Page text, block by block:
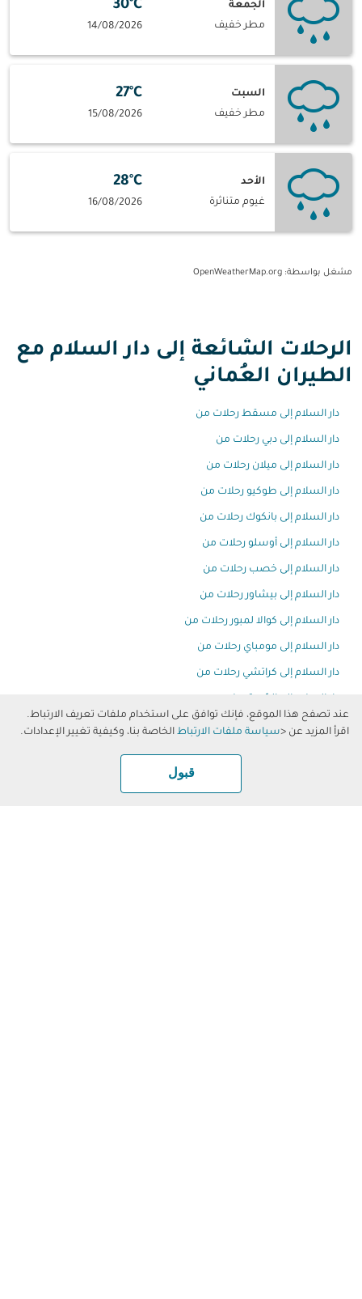
عند تصفح هذا الموقع، فإنك توافق على استخدام ملفات تعريف الارتباط.
اقرأ المزيد عن <سياسة ملفات الارتباط الخاصة بنا، وكيفية تغيير الإعدادات.
قبول
الجمعة
مطر خفيف
30°C
14/08/2026
السبت
مطر خفيف
27°C
15/08/2026
الأحد
غيوم متناثرة
28°C
16/08/2026
مشغل بواسطة: OpenWeatherMap.org
الرحلات الشائعة إلى دار السلام مع
الطيران العُماني
دار السلام إلى مسقط رحلات من
دار السلام إلى دبي رحلات من
دار السلام إلى ميلان رحلات من
دار السلام إلى طوكيو رحلات من
دار السلام إلى بانكوك رحلات من
دار السلام إلى أوسلو رحلات من
دار السلام إلى خصب رحلات من
دار السلام إلى بيشاور رحلات من
دار السلام إلى كوالا لمبور رحلات من
دار السلام إلى مومباي رحلات من
دار السلام إلى كراتشي رحلات من
دار السلام إلى اسطنبول رحلات من